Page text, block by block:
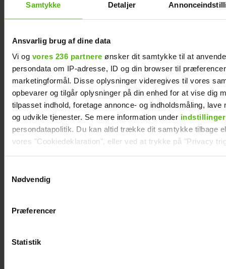
Samtykke Detaljer
Ansvarlig brug af dine data
Vi og vores 236 partnere ønsker dit samtykke til at
persondata om IP-adresse, ID og din browser til
marketingformål. Disse oplysninger videregives til vores
opbevarer og tilgår oplysninger på din enhed for at vise dig
tilpasset indhold, foretage annonce- og indholdsmåling, lave
og udvikle tjenester. Se mere information under indstillinger
persondatapolitik. Du kan altid trække dit samtykke tilbage
vores "Cookiedeklaration", eller ved at trykke på "Privacy
Vi anvender egne cookies og cookies fra tredjeparter til at
generere statistik og huske dine præferencer samt til brug
Nødvendig
Præferencer
Statistik
Efter brud: Sofie Martinusen
og Daniel Lazrak har datet i
skjul